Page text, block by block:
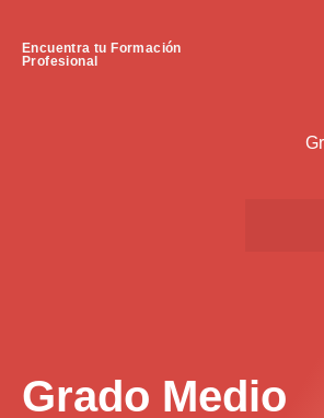
Encuentra tu Formación
Profesional
Grado Medio